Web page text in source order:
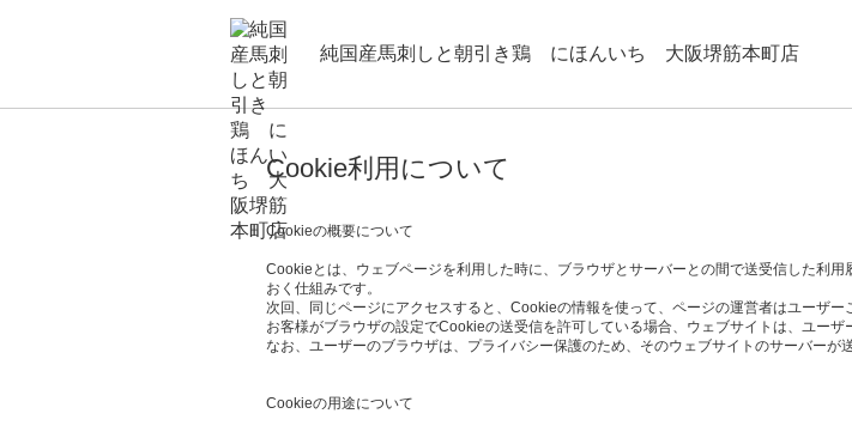
純国産馬刺しと朝引き鶏 にほんいち 大阪堺筋本町店
Cookie利用について
Cookieの概要について
Cookieとは、ウェブページを利用した時に、ブラウザとサーバーとの間で送受信した利
おく仕組みです。
次回、同じページにアクセスすると、Cookieの情報を使って、ページの運営者はユーザー
お客様がブラウザの設定でCookieの送受信を許可している場合、ウェブサイトは、ユーザ
なお、ユーザーのブラウザは、プライバシー保護のため、そのウェブサイトのサーバーが
Cookieの用途について